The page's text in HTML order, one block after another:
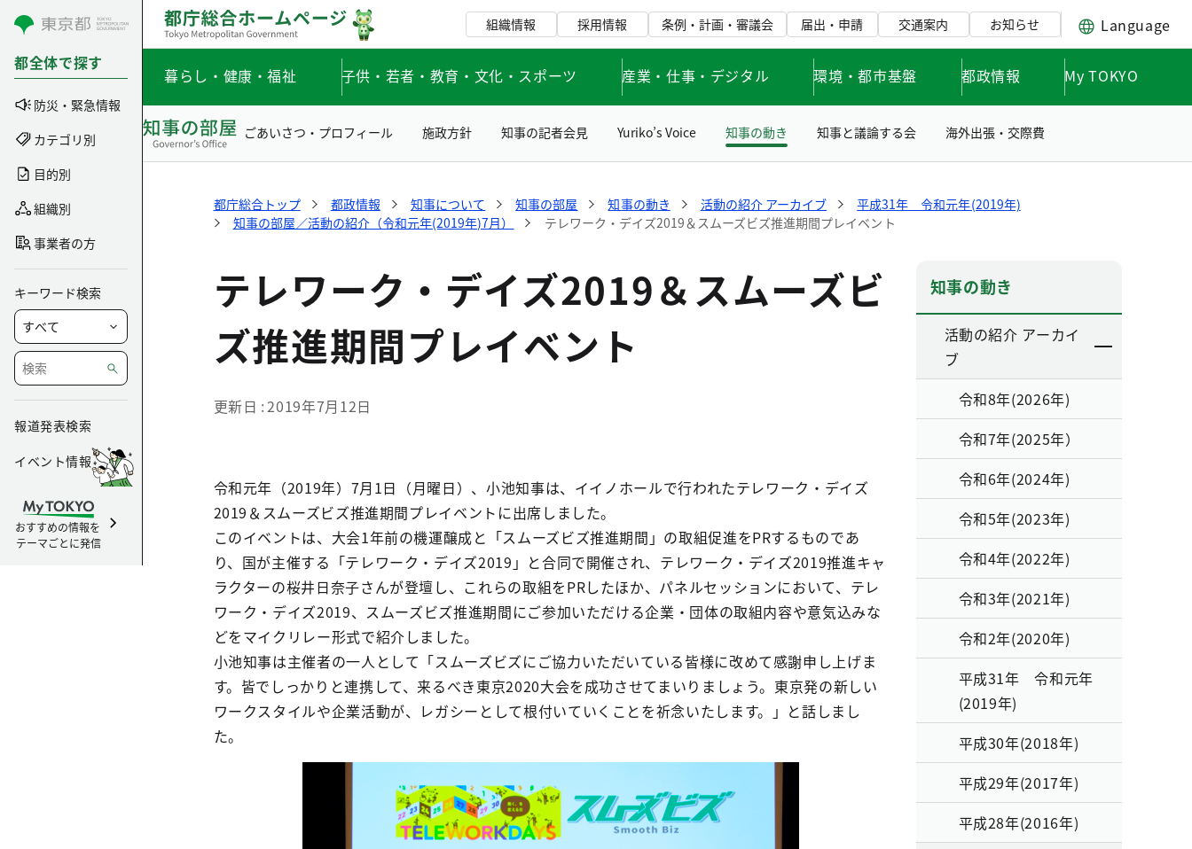
コンテンツにスキップ
都全体で探す
防災・緊急情報
カテゴリ別
目的別
組織別
事業者の方
キーワード検索
報道発表検索
イベント情報
おすすめの情報を
テーマごとに発信
組織情報 採用情報 条例・計画・審議会 届出・申請 交通案内 お知らせ Language
暮らし・健康・福祉 子供・若者・教育・文化・スポーツ 産業・仕事・デジタル 環境・都市基盤 都政情報 My TOKYO
ごあいさつ・プロフィール 施政方針 知事の記者会見 Yuriko’s Voice 知事の動き 知事と議論する会 海外出張・交際費
都庁総合トップ 都政情報 知事について 知事の部屋 知事の動き 活動の紹介 アーカイブ
平成31年 令和元年(2019年)
知事の部屋／活動の紹介（令和元年(2019年)7月）
テレワーク・デイズ2019＆スムーズビズ推進期間プレイベント
テレワーク・デイズ2019＆スムーズビ
ズ推進期間プレイベント
更新日 2019年7月12日
令和元年（2019年）7月1日（月曜日）、小池知事は、イイノホールで行われたテレワーク・デイズ
2019＆スムーズビズ推進期間プレイベントに出席しました。
このイベントは、大会1年前の機運醸成と「スムーズビズ推進期間」の取組促進をPRするものであ
り、国が主催する「テレワーク・デイズ2019」と合同で開催され、テレワーク・デイズ2019推進キャ
ラクターの桜井日奈子さんが登壇し、これらの取組をPRしたほか、パネルセッションにおいて、テレ
ワーク・デイズ2019、スムーズビズ推進期間にご参加いただける企業・団体の取組内容や意気込みな
どをマイクリレー形式で紹介しました。
小池知事は主催者の一人として「スムーズビズにご協力いただいている皆様に改めて感謝申し上げま
す。皆でしっかりと連携して、来るべき東京2020大会を成功させてまいりましょう。東京発の新しい
ワークスタイルや企業活動が、レガシーとして根付いていくことを祈念いたします。」と話しまし
た。
知事の動き
活動の紹介 アーカイ
ブ
令和8年(2026年)
令和7年(2025年）
令和6年(2024年)
令和5年(2023年)
令和4年(2022年)
令和3年(2021年)
令和2年(2020年)
平成31年 令和元年
(2019年)
平成30年(2018年)
平成29年(2017年)
平成28年(2016年)